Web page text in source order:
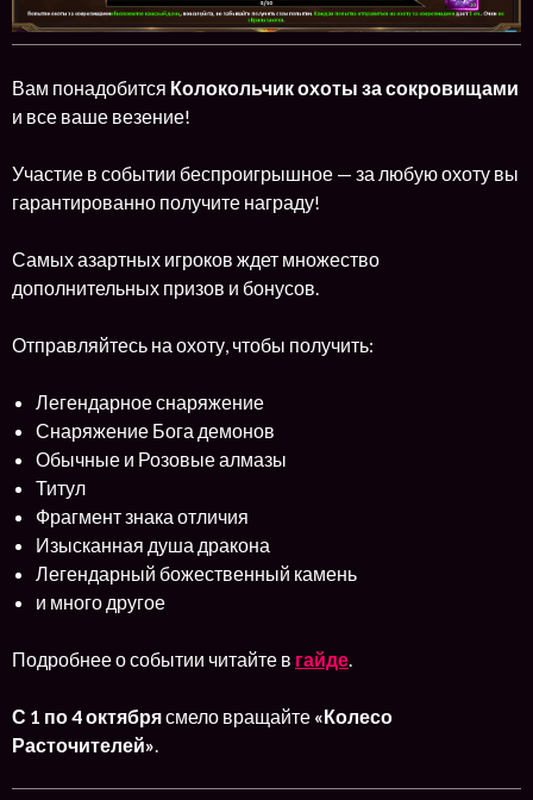
Вам понадобится Колокольчик охоты за сокровищами
и все ваше везение!
Участие в событии беспроигрышное — за любую охоту вы
гарантированно получите награду!
Самых азартных игроков ждет множество
дополнительных призов и бонусов.
Отправляйтесь на охоту, чтобы получить:
Легендарное снаряжение
Снаряжение Бога демонов
Обычные и Розовые алмазы
Титул
Фрагмент знака отличия
Изысканная душа дракона
Легендарный божественный камень
и много другое
Подробнее о событии читайте в гайде.
С 1 по 4 октябрясмело вращайте «Колесо
Расточителей».